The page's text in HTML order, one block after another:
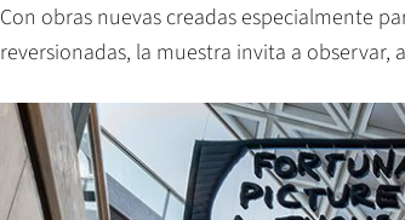
Con obras nuevas creadas especialmente
reversionadas, la muestra invita a